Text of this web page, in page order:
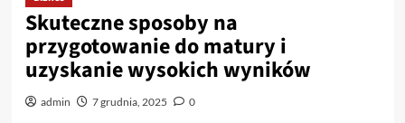
Skuteczne sposoby na
przygotowanie do matury i
uzyskanie wysokich wyników
admin 7 grudnia, 2025 0